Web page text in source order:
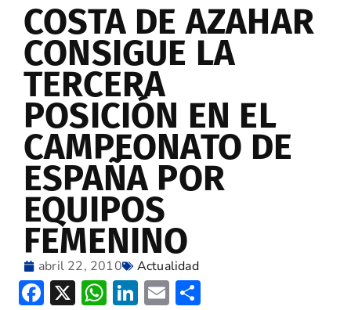
COSTA DE AZAHAR
CONSIGUE LA
TERCERA
POSICIÓN EN EL
CAMPEONATO DE
ESPAÑA POR
EQUIPOS
FEMENINO
abril 22, 2010 Actualidad
Facebook
X WhatsApp
LinkedIn
Email